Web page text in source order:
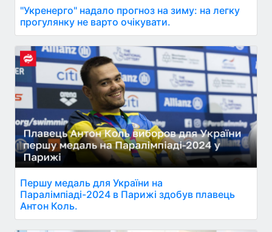
"Укренерго" надало прогноз на зиму: на легку
прогулянку не варто очікувати.
Першу медаль для України на
Паралімпіаді-2024 в Парижі здобув плавець
Антон Коль.